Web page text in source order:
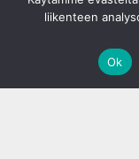
liikenteen
Ok